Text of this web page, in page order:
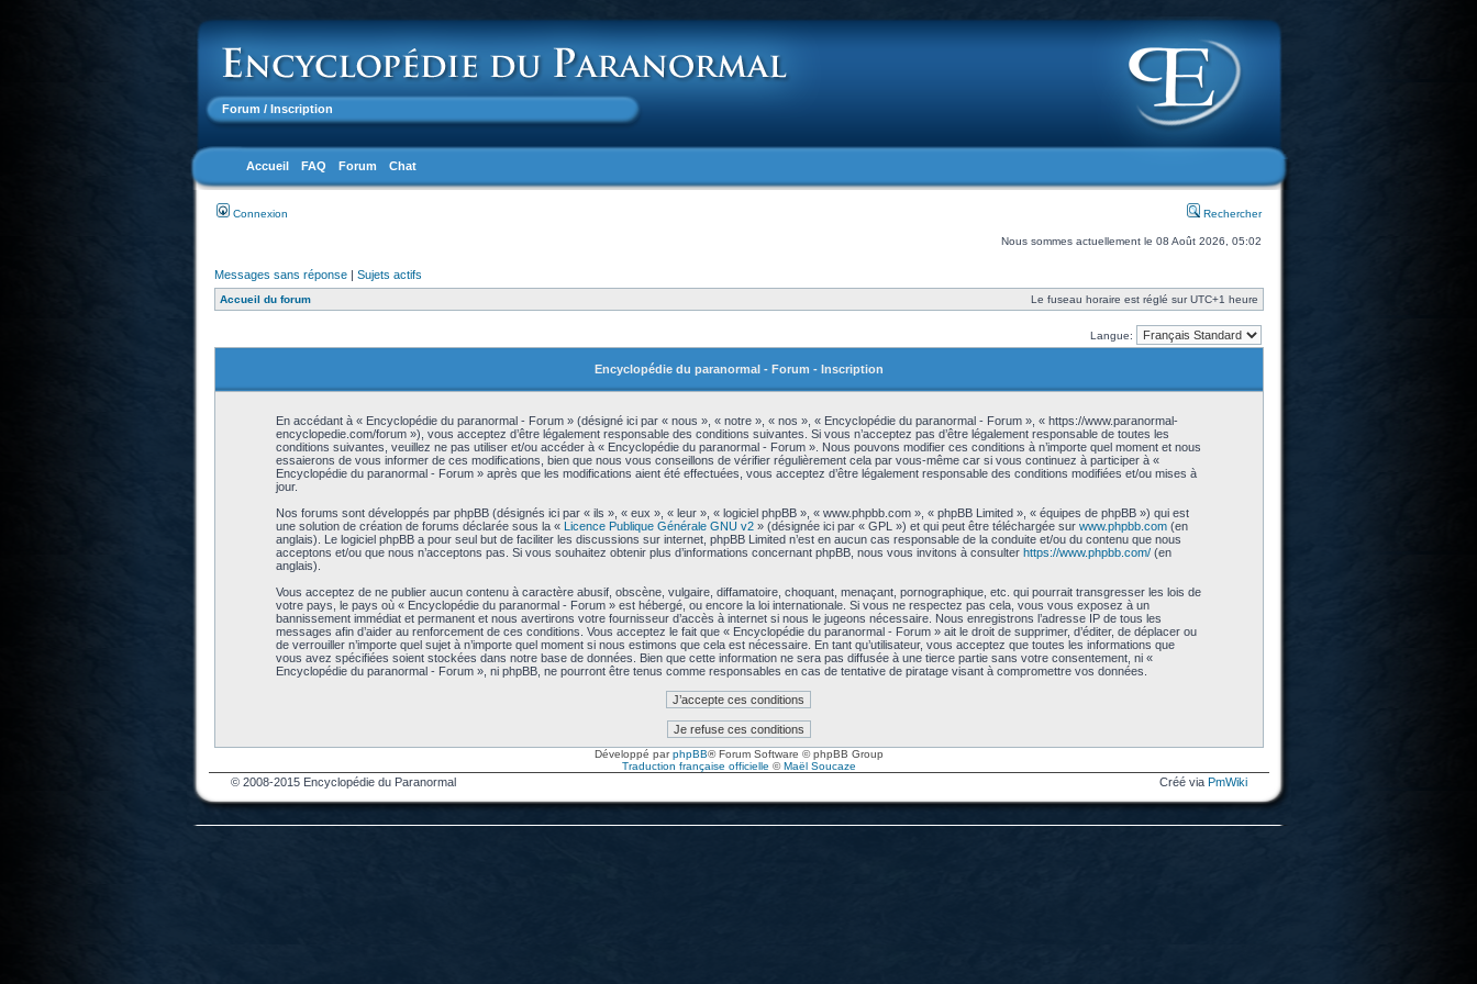
Forum / Inscription
Accueil FAQ Forum Chat
Connexion Rechercher
Nous sommes actuellement le 08 Août 2026, 05:02
Messages sans réponse| Sujets actifs
Accueil du forum Le fuseau horaire est réglé sur UTC+1 heure
Langue:
Encyclopédie du paranormal - Forum - Inscription
En accédant à « Encyclopédie du paranormal - Forum » (désigné ici par « nous », « notre », « nos », « Encyclopédie du paranormal - Forum », « https://www.paranormal-
encyclopedie.com/forum »), vous acceptez d’être légalement responsable des conditions suivantes. Si vous n’acceptez pas d’être légalement responsable de toutes les
conditions suivantes, veuillez ne pas utiliser et/ou accéder à « Encyclopédie du paranormal - Forum ». Nous pouvons modifier ces conditions à n’importe quel moment et nous
essaierons de vous informer de ces modifications, bien que nous vous conseillons de vérifier régulièrement cela par vous-même car si vous continuez à participer à «
Encyclopédie du paranormal - Forum » après que les modifications aient été effectuées, vous acceptez d’être légalement responsable des conditions modifiées et/ou mises à
jour.
Nos forums sont développés par phpBB (désignés ici par « ils », « eux », « leur », « logiciel phpBB », « www.phpbb.com », « phpBB Limited », « équipes de phpBB ») qui est
une solution de création de forums déclarée sous la « Licence Publique Générale GNU v2 » (désignée ici par « GPL ») et qui peut être téléchargée sur www.phpbb.com (en
anglais). Le logiciel phpBB a pour seul but de faciliter les discussions sur internet, phpBB Limited n’est en aucun cas responsable de la conduite et/ou du contenu que nous
acceptons et/ou que nous n’acceptons pas. Si vous souhaitez obtenir plus d’informations concernant phpBB, nous vous invitons à consulter https://www.phpbb.com/ (en
anglais).
Vous acceptez de ne publier aucun contenu à caractère abusif, obscène, vulgaire, diffamatoire, choquant, menaçant, pornographique, etc. qui pourrait transgresser les lois de
votre pays, le pays où « Encyclopédie du paranormal - Forum » est hébergé, ou encore la loi internationale. Si vous ne respectez pas cela, vous vous exposez à un
bannissement immédiat et permanent et nous avertirons votre fournisseur d’accès à internet si nous le jugeons nécessaire. Nous enregistrons l’adresse IP de tous les
messages afin d’aider au renforcement de ces conditions. Vous acceptez le fait que « Encyclopédie du paranormal - Forum » ait le droit de supprimer, d’éditer, de déplacer ou
de verrouiller n’importe quel sujet à n’importe quel moment si nous estimons que cela est nécessaire. En tant qu’utilisateur, vous acceptez que toutes les informations que
vous avez spécifiées soient stockées dans notre base de données. Bien que cette information ne sera pas diffusée à une tierce partie sans votre consentement, ni «
Encyclopédie du paranormal - Forum », ni phpBB, ne pourront être tenus comme responsables en cas de tentative de piratage visant à compromettre vos données.
Développé parphpBB® Forum Software © phpBB Group
Traduction française officielle ©Maël Soucaze
© 2008-2015 Encyclopédie du Paranormal Créé via PmWiki